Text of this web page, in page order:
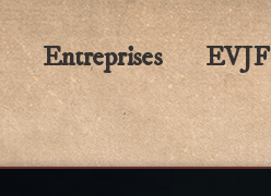
Entreprises EVJF